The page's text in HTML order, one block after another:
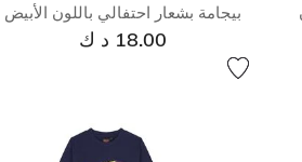
بيجامة بشعار احتفالي باللون الأبيض
18.00 د ك